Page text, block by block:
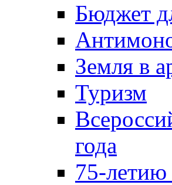
Бюджет
Земля в
Туризм
года
75-